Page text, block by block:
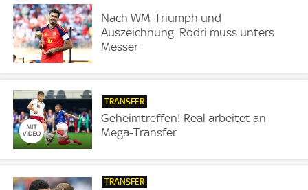
Nach WM-Triumph und
Auszeichnung: Rodri muss unters
Messer
TRANSFER
Geheimtreffen! Real arbeitet an
Mega-Transfer
TRANSFER